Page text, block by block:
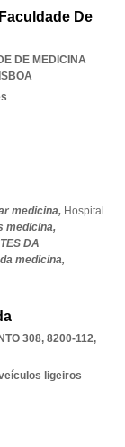
De
DE MEDICINA
medicina, Hospital
medicina,
DA
da medicina,
308, 8200-112,
ligeiros